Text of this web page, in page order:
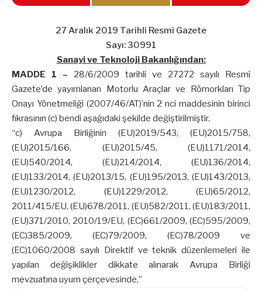
27 Aralık 2019 Tarihli Resmî Gazete
Sayı: 30991
Sanayi ve Teknoloji Bakanlığından:
MADDE 1 – 28/6/2009 tarihli ve 27272 sayılı Resmî
Gazete’de yayımlanan Motorlu Araçlar ve Römorkları Tip
Onayı Yönetmeliği (2007/46/AT)’nin 2 nci maddesinin birinci
fıkrasının (c) bendi aşağıdaki şekilde değiştirilmiştir.
“c) Avrupa Birliğinin (EU)2019/543, (EU)2015/758,
(EU)2015/166, (EU)2015/45, (EU)1171/2014,
(EU)540/2014, (EU)214/2014, (EU)136/2014,
(EU)133/2014, (EU)2013/15, (EU)195/2013, (EU)143/2013,
(EU)1230/2012, (EU)1229/2012, (EU)65/2012,
2011/415/EU, (EU)678/2011, (EU)582/2011, (EU)183/2011,
(EU)371/2010, 2010/19/EU, (EC)661/2009, (EC)595/2009,
(EC)385/2009, (EC)79/2009, (EC)78/2009 ve
(EC)1060/2008 sayılı Direktif ve teknik düzenlemeleri ile
yapılan değişiklikler dikkate alınarak Avrupa Birliği
mevzuatına uyum çerçevesinde,”